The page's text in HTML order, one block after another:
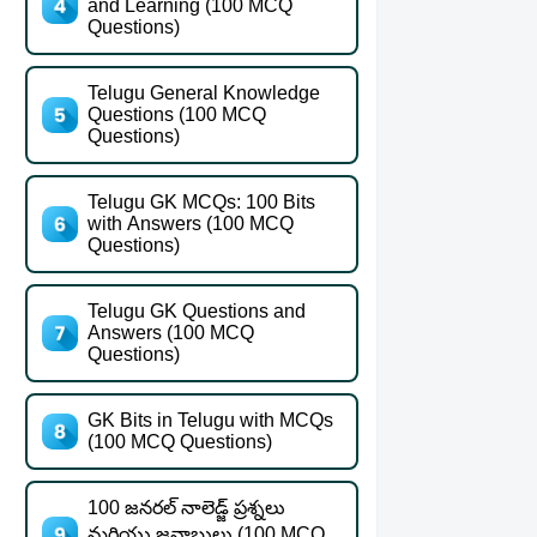
and Learning (100 MCQ
Questions)
Telugu General Knowledge
Questions (100 MCQ
Questions)
Telugu GK MCQs: 100 Bits
with Answers (100 MCQ
Questions)
Telugu GK Questions and
Answers (100 MCQ
Questions)
GK Bits in Telugu with MCQs
(100 MCQ Questions)
100 జనరల్ నాలెడ్జ్ ప్రశ్నలు